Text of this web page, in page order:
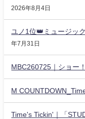
2026年8月4日
ユノ1位👑ミュージッ
年7月31日
MBC260725｜ショー
M
Time's Tickin'｜「